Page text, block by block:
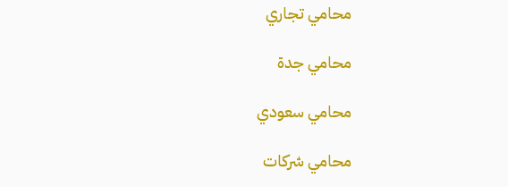
محامي تجاري
محامي جدة
محامي سعودي
محامي شركات